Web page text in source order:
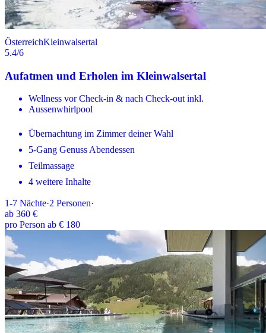
ÖsterreichKleinwalsertal
5.4/6
Aufatmen und Erholen im Kleinwalsertal
Wellness vor Check-in & nach Check-out inkl.
Aussenwhirlpool
Übernachtung im Zimmer deiner Wahl
5-Gang Genuss Abendessen
Teilmassage
4 weitere Inhalte
1-7 Nächte·2 Personen·
ab 360 €
pro Person ab € 180